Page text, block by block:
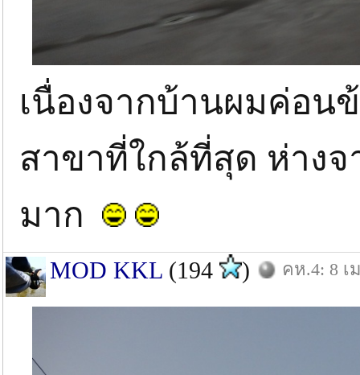
เนื่องจากบ้านผมค่อน
สาขาที่ใกล้ที่สุด ห่างจ
มาก
MOD KKL (194 ) คห.4: 8 เ